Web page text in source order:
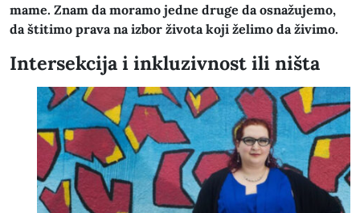
mame. Znam da moramo jedne druge da osnažujemo,
da štitimo prava na izbor života koji želimo da živimo.
Intersekcija i inkluzivnost ili ništa